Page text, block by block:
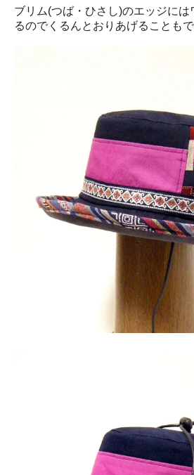
ブリム(つば・ひさし)のエッジには
るのでくるんとおりあげることもで